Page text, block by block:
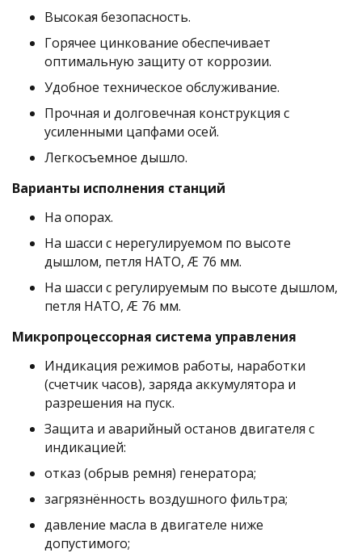
Высокая безопасность.
Горячее цинкование обеспечивает
оптимальную защиту от коррозии.
Удобное техническое обслуживание.
Прочная и долговечная конструкция с
усиленными цапфами осей.
Легкосъемное дышло.
Варианты исполнения станций
На опорах.
На шасси с нерегулируемом по высоте
дышлом, петля НАТО, Æ 76 мм.
На шасси с регулируемым по высоте дышлом,
петля НАТО, Æ 76 мм.
Микропроцессорная система управления
Индикация режимов работы, наработки
(счетчик часов), заряда аккумулятора и
разрешения на пуск.
Защита и аварийный останов двигателя с
индикацией:
отказ (обрыв ремня) генератора;
загрязнённость воздушного фильтра;
давление масла в двигателе ниже
допустимого;